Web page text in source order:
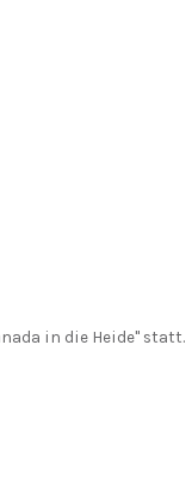
in die Heide" statt.